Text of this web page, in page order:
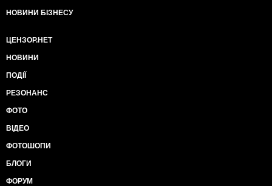
НОВИНИ БІЗНЕСУ
ЦЕНЗОР.НЕТ
НОВИНИ
ПОДІЇ
РЕЗОНАНС
ФОТО
ВІДЕО
ФОТОШОПИ
БЛОГИ
ФОРУМ